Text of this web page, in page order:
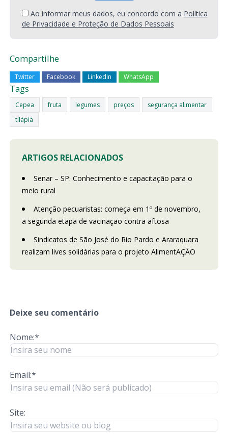
Ao informar meus dados, eu concordo com a Política
de Privacidade e Proteção de Dados Pessoais
Compartilhe
Twitter Facebook LinkedIn WhatsApp
Tags
Cepea fruta legumes preços
segurança alimentar
tilápia
ARTIGOS RELACIONADOS
Senar – SP: Conhecimento e capacitação para o
meio rural
Atenção pecuaristas: começa em 1º de novembro,
a segunda etapa de vacinação contra aftosa
Sindicatos de São José do Rio Pardo e Araraquara
realizam lives solidárias para o projeto AlimentAÇÃO
Deixe seu comentário
Nome:*
Email:*
Site: